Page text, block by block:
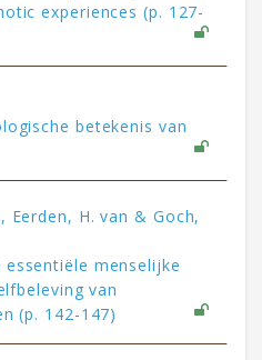
experiences (p. 127-
betekenis van
Eerden, H. van & Goch,
menselijke
van
(p. 142-147)